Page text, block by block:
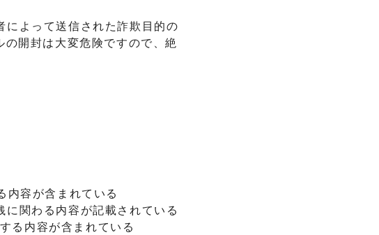
によって送信された詐欺目的の
開封は大変危険ですので、絶
内容が含まれている
関わる内容が記載されている
る内容が含まれている